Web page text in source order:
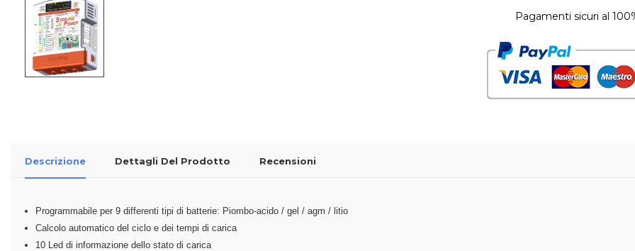
Pagamenti sicuri al
Descrizione Dettagli Del Prodotto Recensioni
Programmabile per 9 differenti tipi di batterie: Piombo-acido / gel / agm / litio
Calcolo automatico del ciclo e dei tempi di carica
10 Led di informazione dello stato di carica